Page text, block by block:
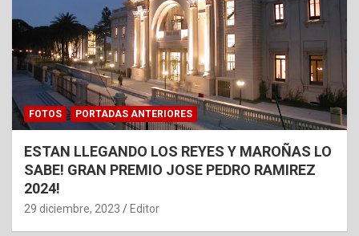
FOTOS PORTADAS ANTERIORES
ESTAN LLEGANDO LOS REYES Y MAROÑAS LO
SABE! GRAN PREMIO JOSE PEDRO RAMIREZ
2024!
29 diciembre, 2023 Editor